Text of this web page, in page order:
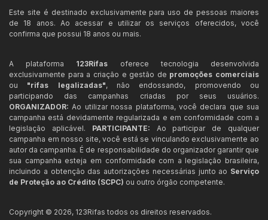
Este site é destinado exclusivamente para uso de pessoas maiores
de 18 anos. Ao acessar e utilizar os serviços oferecidos, você
confirma que possui 18 anos ou mais.
A plataforma 123Rifas oferece tecnologia desenvolvida
exclusivamente para a criação e gestão de promoções comerciais
ou "rifas legalizadas", não endossando, promovendo ou
participando das campanhas criadas por seus usuários.
ORGANIZADOR: Ao utilizar nossa plataforma, você declara que sua
campanha está devidamente regularizada e em conformidade com a
legislação aplicável. PARTICIPANTE: Ao participar de qualquer
campanha em nosso site, você está se vinculando exclusivamente ao
autor da campanha. É de responsabilidade do organizador garantir que
sua campanha esteja em conformidade com a legislação brasileira,
incluindo a obtenção das autorizações necessárias junto ao Serviço
de Proteção ao Crédito (SCPC) ou outro órgão competente.
Copyright © 2026, 123Rifas todos os direitos reservados.